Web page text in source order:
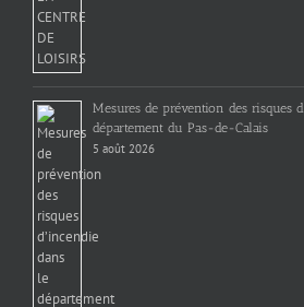
Mesures de prévention des risques
département du Pas-de-Calais
5 août 2026